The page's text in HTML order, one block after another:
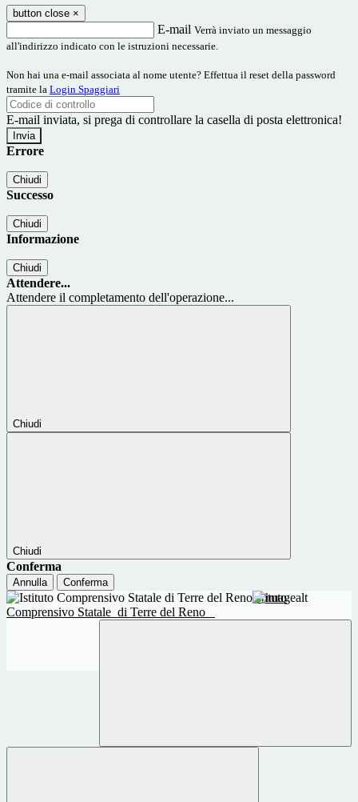
button close ×
E-mail Verrà inviato un messaggio
all'indirizzo indicato con le istruzioni necessarie.
Non hai una e-mail associata al nome utente? Effettua il reset della password
tramite la Login Spaggiari
E-mail inviata, si prega di controllare la casella di posta elettronica!
Errore
Chiudi
Successo
Chiudi
Informazione
Chiudi
Attendere...
Attendere il completamento dell'operazione...
Chiudi
Chiudi
Conferma
Annulla Conferma
Istituto
Comprensivo Statale di Terre del Reno